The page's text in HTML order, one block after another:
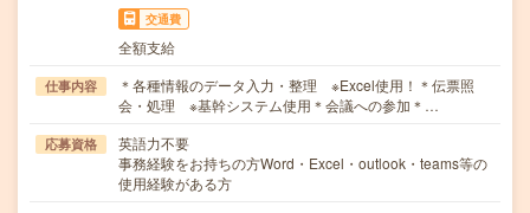
交通費
全額支給
仕事内容
＊各種情報のデータ入力・整理 ※Excel使用！＊伝票照
会・処理 ※基幹システム使用＊会議への参加＊…
応募資格
英語力不要
事務経験をお持ちの方Word・Excel・outlook・teams等の
使用経験がある方